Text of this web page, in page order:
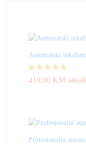
Automatski
Ocjenjeno
419,00 KM
Profesionalni